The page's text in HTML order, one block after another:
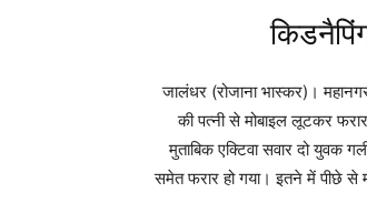
जालंधर (रोजाना भास्कर)।
की पत्नी से मोबाइल लूटकर
मुताबिक एक्टिवा सवार दो युवक
समेत फरार हो गया। इतने में पीछे से